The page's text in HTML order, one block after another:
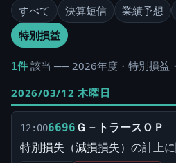
すべて 決算短信 業績予想
特別損益
1件 該当 ── 2026年度・特別損益
2026/03/12 木曜日
12:006696 Ｇ－トラースＯＰ
特別損失（減損損失）の計上